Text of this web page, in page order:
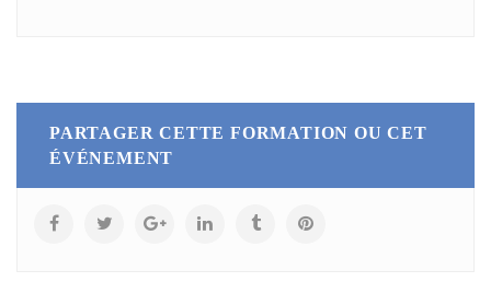
PARTAGER CETTE FORMATION OU CET
ÉVÉNEMENT